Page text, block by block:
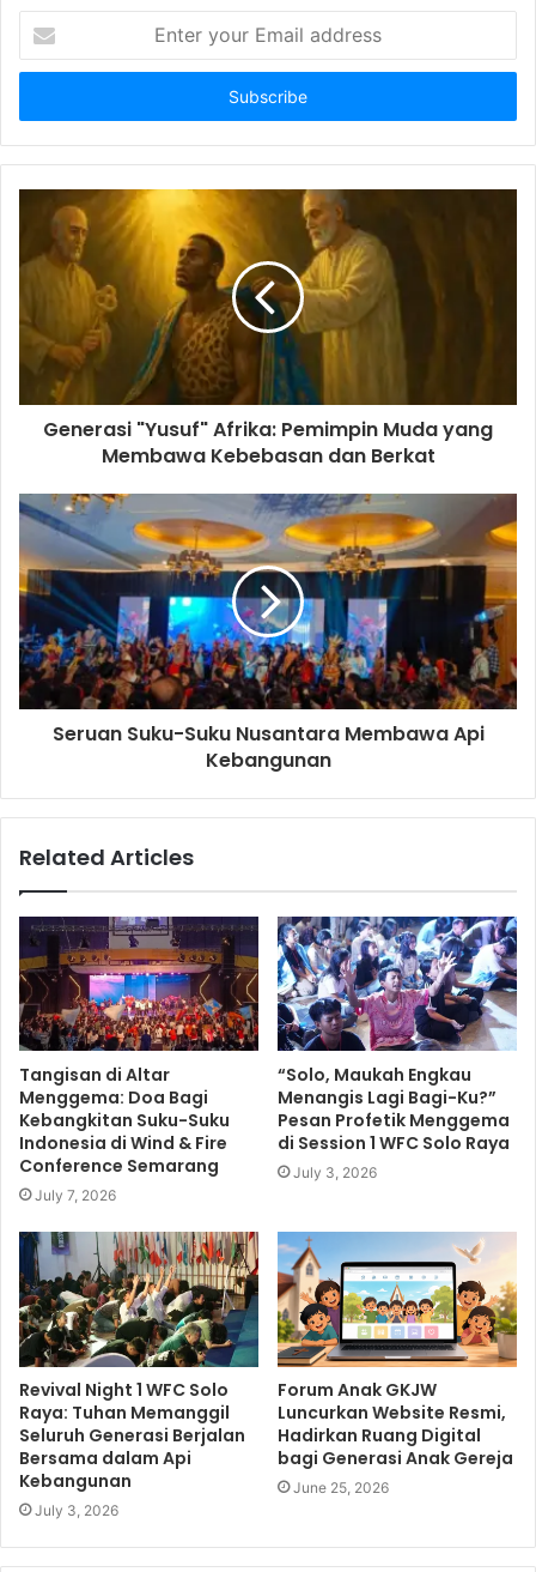
t
r
y
i
s
Generasi "Yusuf" Afrika: Pemimpin Muda yang
Membawa Kebebasan dan Berkat
Seruan Suku-Suku Nusantara Membawa Api
Kebangunan
Related Articles
Tangisan di Altar
Menggema: Doa Bagi
Kebangkitan Suku-Suku
Indonesia di Wind & Fire
Conference Semarang
July 7, 2026
“Solo, Maukah Engkau
Menangis Lagi Bagi-Ku?”
Pesan Profetik Menggema
di Session 1 WFC Solo Raya
July 3, 2026
Revival Night 1 WFC Solo
Raya: Tuhan Memanggil
Seluruh Generasi Berjalan
Bersama dalam Api
Kebangunan
July 3, 2026
Forum Anak GKJW
Luncurkan Website Resmi,
Hadirkan Ruang Digital
bagi Generasi Anak Gereja
June 25, 2026